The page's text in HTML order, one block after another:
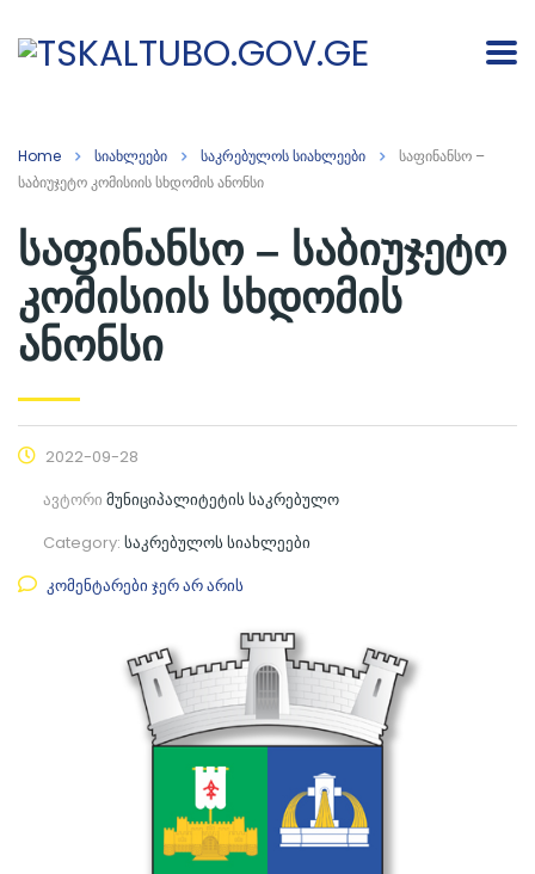
Home სიახლეები საკრებულოს სიახლეები
საფინანსო –
საბიუჯეტო კომისიის სხდომის ანონსი
საფინანსო – საბიუჯეტო
კომისიის სხდომის
ანონსი
2022-09-28
ავტორი მუნიციპალიტეტის საკრებულო
Category: საკრებულოს სიახლეები
კომენტარები ჯერ არ არის